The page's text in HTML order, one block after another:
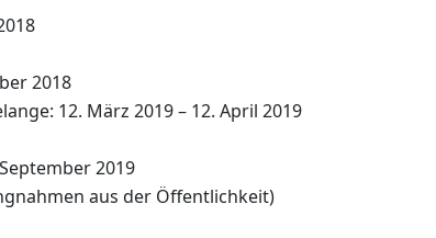
2018
12. März 2019 – 12. April 2019
2019
aus der Öffentlichkeit)